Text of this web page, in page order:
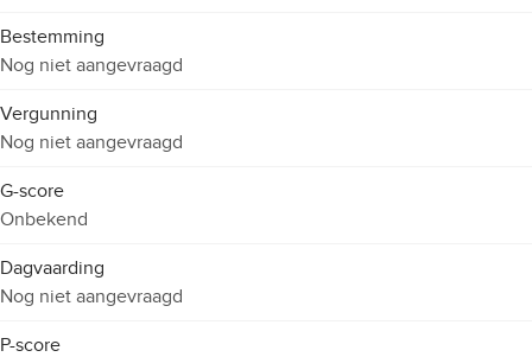
Bestemming
Nog niet aangevraagd
Vergunning
Nog niet aangevraagd
G-score
Onbekend
Dagvaarding
Nog niet aangevraagd
P-score